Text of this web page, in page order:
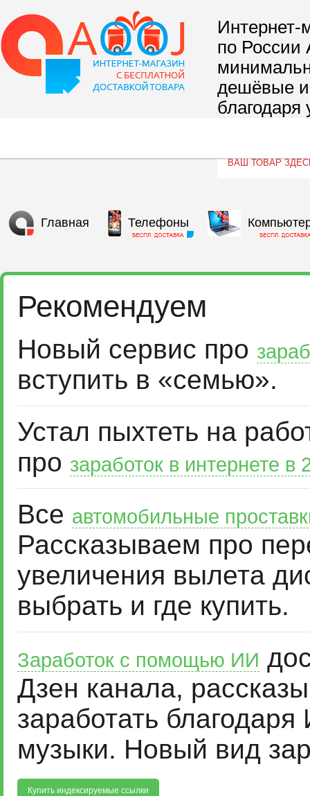
Интернет-
по России
дешёвые и
благодаря
Главная Телефоны
Рекомендуем
Новый сервис про
вступить в «семью».
Устал пыхтеть на
про заработок в интернете в
Все автомобильные
Рассказываем про
увеличения вылета
выбрать и где купить.
Заработок с помощью ИИ
Дзен канала,
заработать
музыки. Новый вид
Купить индексируемые ссылки